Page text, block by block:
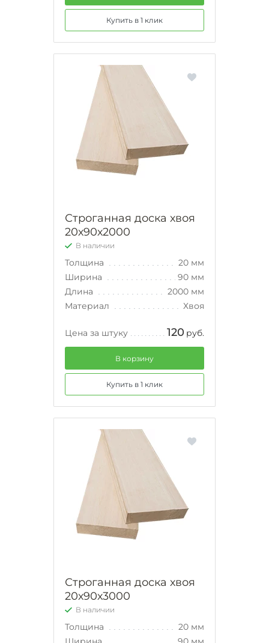
Купить в 1 клик
Строганная доска хвоя
20х90х2000
В наличии
Толщина
20 мм
Ширина
90 мм
Длина
2000 мм
Материал
Хвоя
Цена за штуку 120 руб.
В корзину
Купить в 1 клик
Строганная доска хвоя
20х90х3000
В наличии
Толщина
20 мм